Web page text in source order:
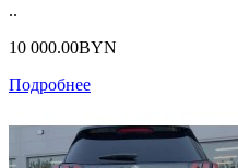
..
10 000.00BYN
Подробнее